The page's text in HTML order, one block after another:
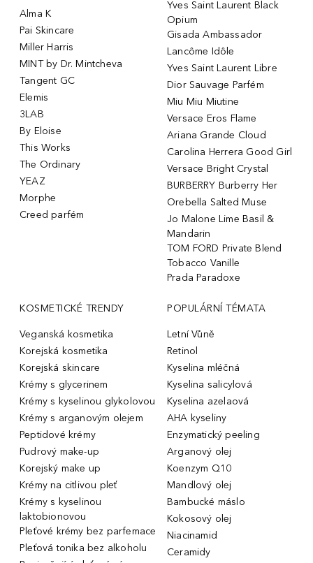
Alma K
Pai Skincare
Miller Harris
MINT by Dr. Mintcheva
Tangent GC
Elemis
3LAB
By Eloise
This Works
The Ordinary
YEAZ
Morphe
Creed parfém
Yves Saint Laurent Black
Opium
Gisada Ambassador
Lancôme Idôle
Yves Saint Laurent Libre
Dior Sauvage Parfém
Miu Miu Miutine
Versace Eros Flame
Ariana Grande Cloud
Carolina Herrera Good Girl
Versace Bright Crystal
BURBERRY Burberry Her
Orebella Salted Muse
Jo Malone Lime Basil &
Mandarin
TOM FORD Private Blend
Tobacco Vanille
Prada Paradoxe
KOSMETICKÉ TRENDY
Veganská kosmetika
Korejská kosmetika
Korejská skincare
Krémy s glycerinem
Krémy s kyselinou glykolovou
Krémy s arganovým olejem
Peptidové krémy
Pudrový make-up
Korejský make up
Krémy na citlivou pleť
Krémy s kyselinou
laktobionovou
Pleťové krémy bez parfemace
Pleťová tonika bez alkoholu
POPULÁRNÍ TÉMATA
Letní Vůně
Retinol
Kyselina mléčná
Kyselina salicylová
Kyselina azelaová
AHA kyseliny
Enzymatický peeling
Arganový olej
Koenzym Q10
Mandlový olej
Bambucké máslo
Kokosový olej
Niacinamid
Ceramidy